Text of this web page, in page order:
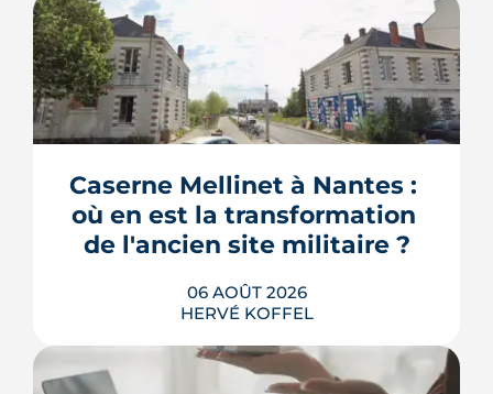
Une start-up nantaise fait produire de
l'eau chaude « par le son » à un
immeuble social de Bellevue-
une pompe à chaleur à hélium
branchée sur le réseau de chaleur
urbain, testée un an grandeur nature.
LIRE L'ARTICLE
Caserne Mellinet à Nantes :
où en est la transformation
de l'ancien site militaire ?
06 AOÛT 2026
HERVÉ KOFFEL